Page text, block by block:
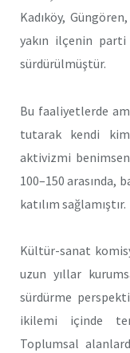
Kadıköy,
yakın ilçenin
sürdürülmüştür.
Bu faaliyetlerde
tutarak kendi
aktivizmi
100–150 arasında,
katılım sağlamıştır.
Kültür-sanat
uzun yıllar
sürdürme
ikilemi içinde
Toplumsal